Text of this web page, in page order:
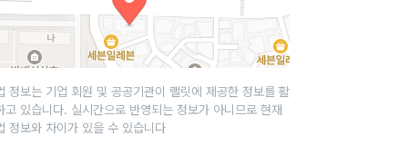
정보는 기업 회원 및 공공기관이 랠릿에 제공한 정보를 활
고 있습니다. 실시간으로 반영되는 정보가 아니므로 현재
정보와 차이가 있을 수 있습니다